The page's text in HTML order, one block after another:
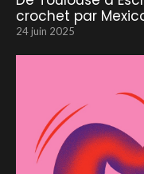
crochet par
24 juin 2025